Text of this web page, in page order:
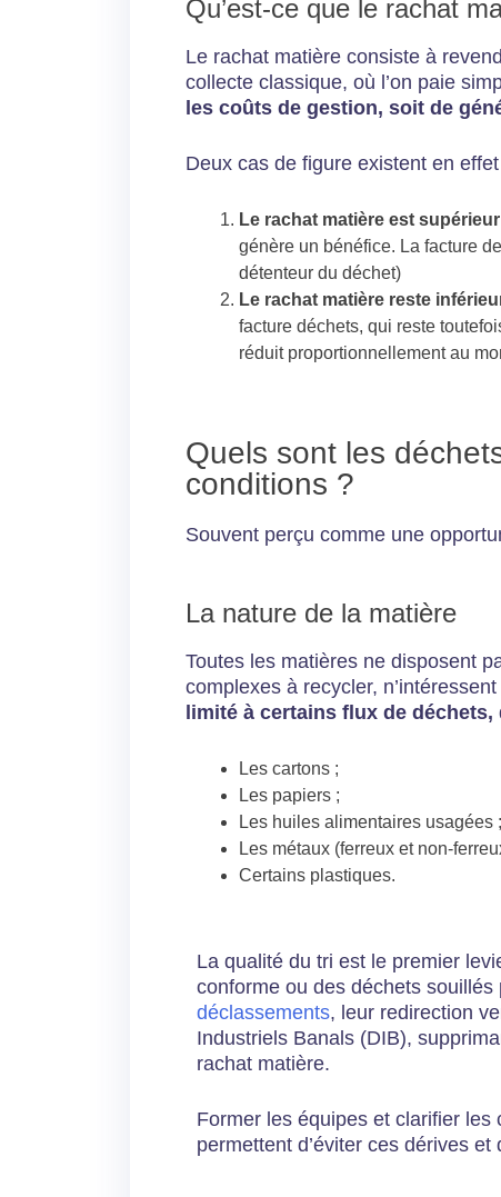
Qu’est-ce que le rachat
Le rachat matière consiste à
collecte classique, où l’on paie
les coûts de gestion, soit de
Deux cas de figure existent en
Le rachat matière est
génère un bénéfice. La facture
détenteur du déchet)
Le rachat matière reste
facture déchets, qui reste
réduit proportionnellement au
Quels sont les
conditions ?
Souvent perçu comme une
La nature de la matière
Toutes les matières ne disposent
complexes à recycler,
limité à certains flux de déchets,
Les cartons ;
Les papiers ;
Les huiles alimentaires usagées ;
Les métaux (ferreux et non-
Certains plastiques.
La qualité du tri est le premier
conforme ou des déchets
déclassements, leur redirection
Industriels Banals (DIB),
rachat matière.
Former les équipes et clarifier les
permettent d’éviter ces dérives